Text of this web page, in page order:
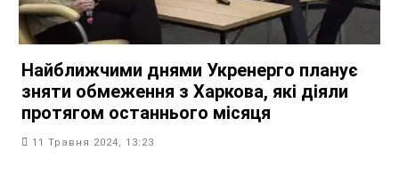
Найближчими днями Укренерго планує
зняти обмеження з Харкова, які діяли
протягом останнього місяця
11 Травня 2024, 13:23